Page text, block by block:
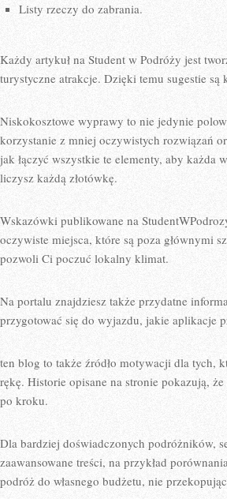
Listy rzeczy do zabrania.
Każdy artykuł na Student w Podróży jest
turystyczne atrakcje. Dzięki temu sugestie
Niskokosztowe wyprawy to nie jedynie
korzystanie z mniej oczywistych rozwiązań
jak łączyć wszystkie te elementy, aby każda
liczysz każdą złotówkę.
Wskazówki publikowane na
oczywiste miejsca, które są poza głównymi
pozwoli Ci poczuć lokalny klimat.
Na portalu znajdziesz także przydatne
przygotować się do wyjazdu, jakie aplikacje
ten blog to także źródło motywacji dla tych,
rękę. Historie opisane na stronie pokazują,
po kroku.
Dla bardziej doświadczonych podróżników,
zaawansowane treści, na przykład
podróż do własnego budżetu, nie